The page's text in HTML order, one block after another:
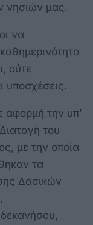
νησιών μας.
να
ούτε
υποσχέσεις.
την υπ’
του
με την οποία
τα
Δασικών